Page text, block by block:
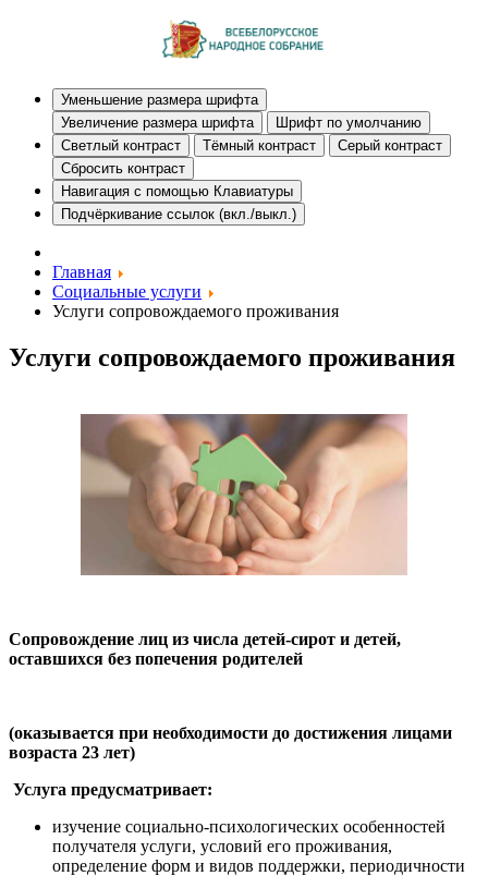
Уменьшение размера шрифта
Увеличение размера шрифта
Шрифт по умолчанию
Светлый контраст
Тёмный контраст
Серый контраст
Сбросить контраст
Навигация с помощью Клавиатуры
Подчёркивание ссылок (вкл./выкл.)
Главная
Социальные услуги
Услуги сопровождаемого проживания
Услуги сопровождаемого проживания
Сопровождение лиц из числа детей-сирот и детей,
оставшихся без попечения родителей
(оказывается при необходимости до достижения лицами
возраста 23 лет)
Услуга предусматривает:
изучение социально-психологических особенностей
получателя услуги, условий его проживания,
определение форм и видов поддержки, периодичности